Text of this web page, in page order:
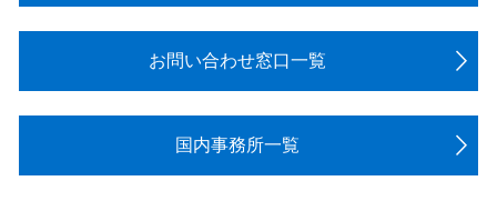
お問い合わせ窓口一覧
国内事務所一覧